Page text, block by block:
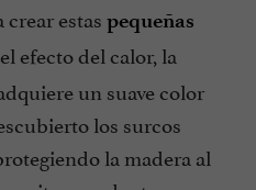
crear estas pequeñas
efecto del calor, la
un suave color
los surcos
la madera al